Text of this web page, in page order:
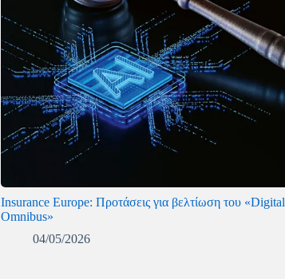
Insurance Europe: Προτάσεις για βελτίωση του «Digital
Omnibus»
04/05/2026